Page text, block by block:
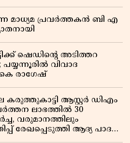
മാധ്യമ പ്രവർത്തകൻ ബി എ
ഷെഡിൻ്റെ അടിത്തറ
പയ്യന്നൂരിൽ വിവാദ
രാഗേഷ്
കരുത്തുകാട്ടി ആസ്റ്റർ ഡിഎം
ലാഭത്തിൽ 30
വരുമാനത്തിലും
രേഖപ്പെടുത്തി ആദ്യ പാദ